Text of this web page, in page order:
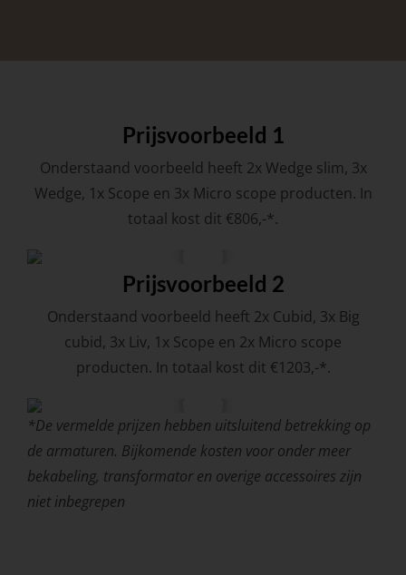
Prijsvoorbeeld 1
Onderstaand voorbeeld heeft 2x Wedge slim, 3x
Wedge, 1x Scope en 3x Micro scope producten. In
totaal kost dit €806,-*.
Prijsvoorbeeld 2
Onderstaand voorbeeld heeft 2x Cubid, 3x Big
cubid, 3x Liv, 1x Scope en 2x Micro scope
producten. In totaal kost dit €1203,-*.
*De vermelde prijzen hebben uitsluitend betrekking op
de armaturen. Bijkomende kosten voor onder meer
bekabeling, transformator en overige accessoires zijn
niet inbegrepen